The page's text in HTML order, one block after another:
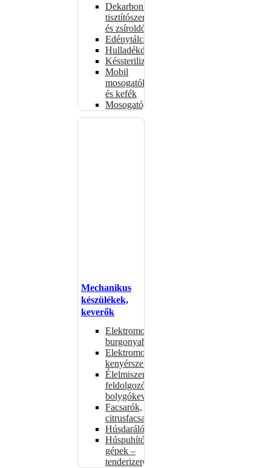
Dekarbonizáló
tisztítószerek
és zsíroldók
Edénytálcák
Hulladékdarálók
Késsterilizátorok
Mobil
mosogatók
és kefék
Mosogatógépkosarak
Mechanikus
készülékek,
keverők
Elektromos
burgonyahámozók
Elektromos
kenyérszeletelők
Élelmiszer-
feldolgozók –
bolygókeverők
Facsarók,
citrusfacsarók
Húsdarálók
Húspuhító
gépek –
tenderizerek